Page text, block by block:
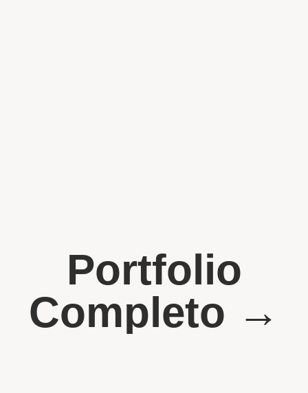
Portfolio
Completo →